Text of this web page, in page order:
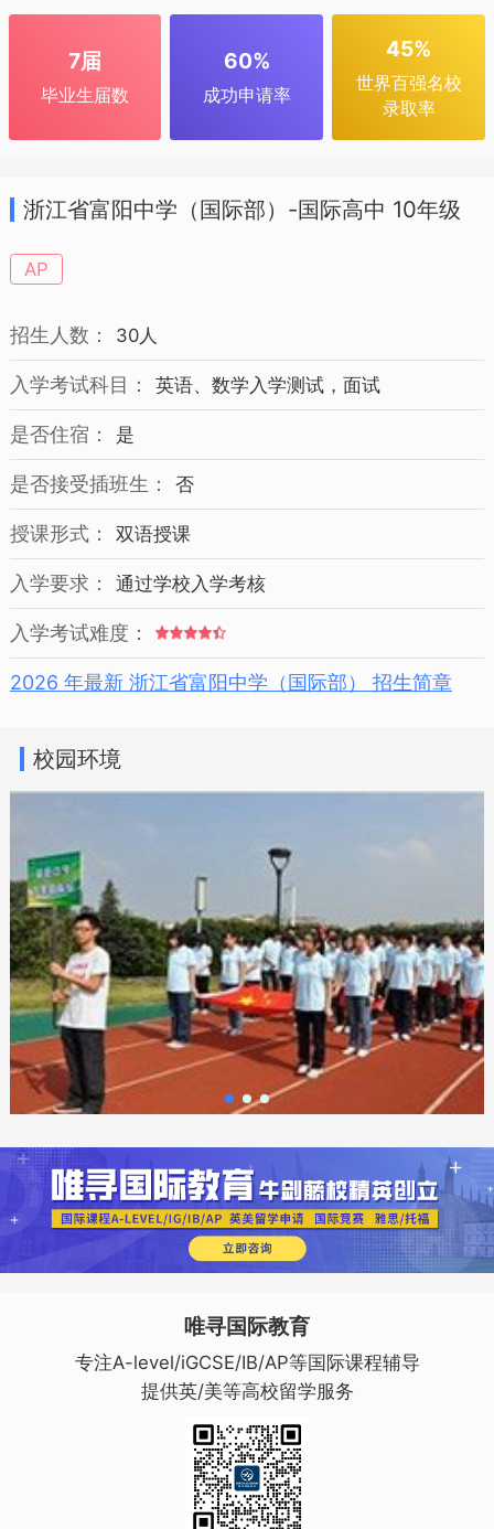
7届
毕业生届数
60%
成功申请率
45%
世界百强名校
录取率
浙江省富阳中学（国际部）-国际高中 10年级
AP
招生人数： 30人
入学考试科目： 英语、数学入学测试，面试
是否住宿： 是
是否接受插班生： 否
授课形式： 双语授课
入学要求： 通过学校入学考核
入学考试难度：
2026 年最新 浙江省富阳中学（国际部） 招生简章
校园环境
唯寻国际教育
专注A-level/iGCSE/IB/AP等国际课程辅导
提供英/美等高校留学服务